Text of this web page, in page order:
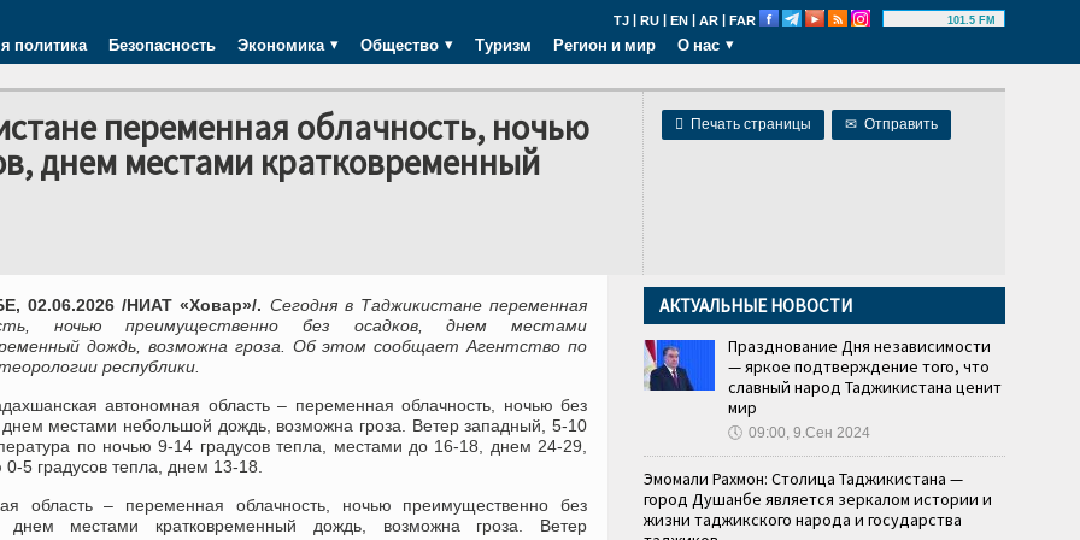
TJ | RU | EN | AR | FAR 101.5 FM
политика Безопасность Экономика Общество Туризм Регион и мир О нас
 Печать страницы ✉ Отправить
переменная облачность, ночью
днем местами кратковременный
02.06.2026 /НИАТ «Ховар»/. Сегодня в Таджикистане переменная
ночью преимущественно без осадков, днем местами
дождь, возможна гроза. Об этом сообщает Агентство по
республики.
автономная область – переменная облачность, ночью без
днем местами небольшой дождь, возможна гроза. Ветер западный, 5-10
по ночью 9-14 градусов тепла, местами до 16-18, днем 24-29,
5 градусов тепла, днем 13-18.
область – переменная облачность, ночью преимущественно без
днем местами кратковременный дождь, возможна гроза. Ветер
АКТУАЛЬНЫЕ НОВОСТИ
Празднование Дня независимости
— яркое подтверждение того, что
славный народ Таджикистана ценит
мир
🕔 09:00, 9.Сен 2024
Эмомали Рахмон: Столица Таджикистана —
город Душанбе является зеркалом истории и
жизни таджикского народа и государства